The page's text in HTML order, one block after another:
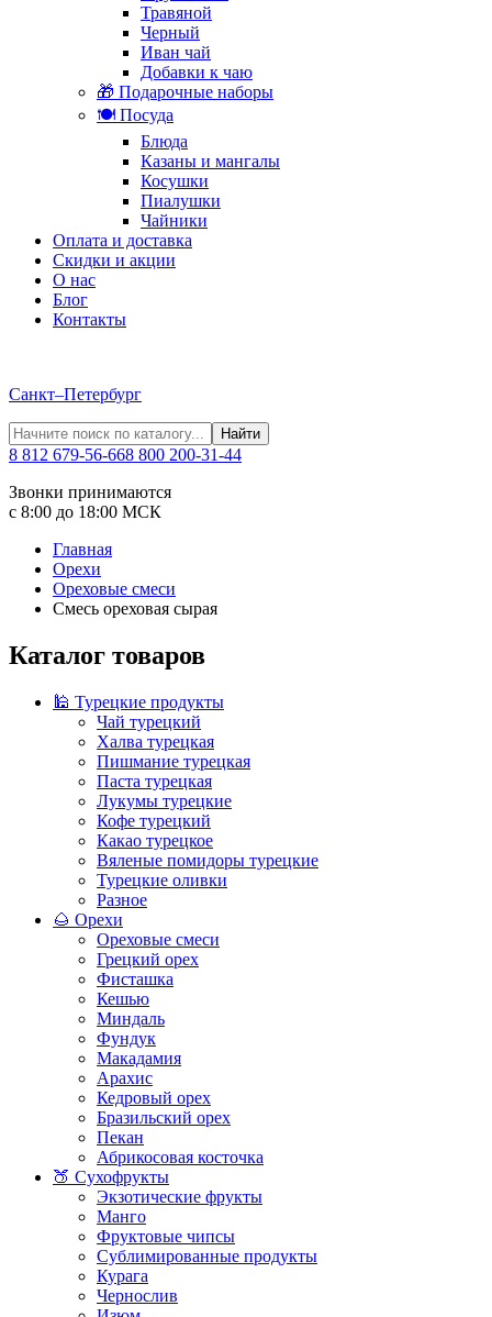
Травяной
Черный
Иван чай
Добавки к чаю
🎁 Подарочные наборы
🍽️ Посуда
Блюда
Казаны и мангалы
Косушки
Пиалушки
Чайники
Оплата и доставка
Скидки и акции
О нас
Блог
Контакты
Санкт–Петербург
Найти
8 812 679-56-668 800 200-31-44
Звонки принимаются
с 8:00 до 18:00 МСК
Главная
Орехи
Ореховые смеси
Смесь ореховая сырая
Каталог товаров
🕌 Турецкие продукты
Чай турецкий
Халва турецкая
Пишмание турецкая
Паста турецкая
Лукумы турецкие
Кофе турецкий
Какао турецкое
Вяленые помидоры турецкие
Турецкие оливки
Разное
🌰 Орехи
Ореховые смеси
Грецкий орех
Фисташка
Кешью
Миндаль
Фундук
Макадамия
Арахис
Кедровый орех
Бразильский орех
Пекан
Абрикосовая косточка
🍑 Сухофрукты
Экзотические фрукты
Манго
Фруктовые чипсы
Сублимированные продукты
Курага
Чернослив